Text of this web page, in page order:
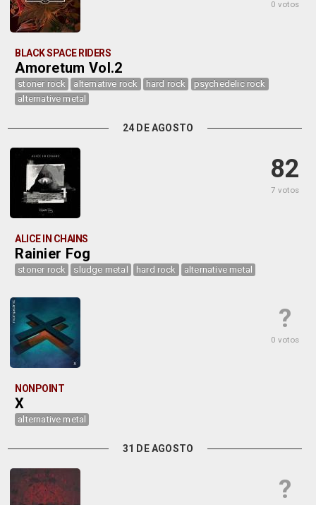
0 votos
BLACK SPACE RIDERS
Amoretum Vol.2
stoner rock alternative rock hard rock
psychedelic rock
alternative metal
24 DE AGOSTO
82
7 votos
ALICE IN CHAINS
Rainier Fog
stoner rock sludge metal hard rock alternative metal
?
0 votos
NONPOINT
X
alternative metal
31 DE AGOSTO
?